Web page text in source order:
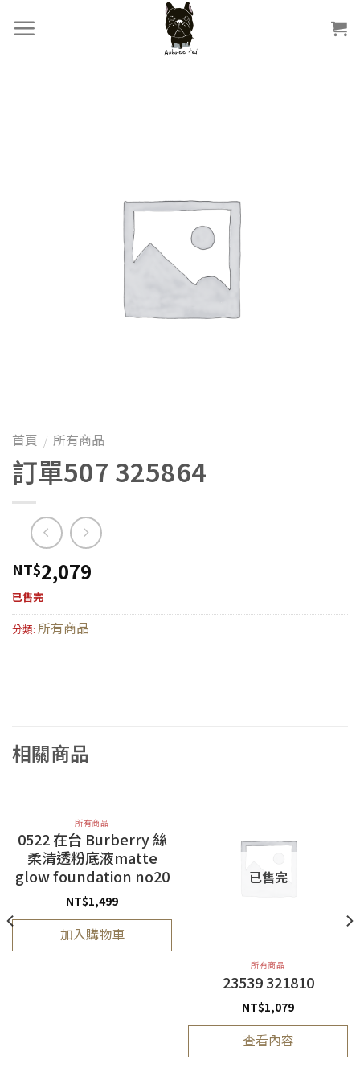
首頁 / 所有商品
訂單507 325864
NT$2,079
已售完
分類: 所有商品
相關商品
所有商品
0522 在台 Burberry 絲
柔清透粉底液matte
glow foundation no20
NT$1,499
加入購物車
已售完
所有商品
23539 321810
NT$1,079
查看內容